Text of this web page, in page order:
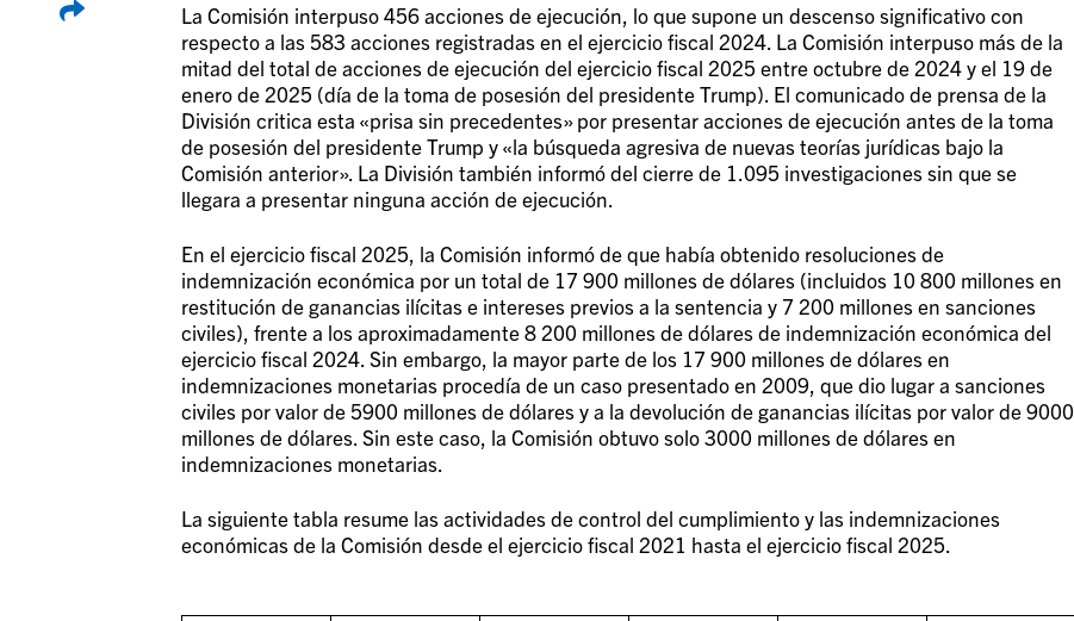
La Comisión interpuso 456 acciones de ejecución, lo que supone un descenso significativo con
respecto a las 583 acciones registradas en el ejercicio fiscal 2024. La Comisión interpuso más de la
mitad del total de acciones de ejecución del ejercicio fiscal 2025 entre octubre de 2024 y el 19 de
enero de 2025 (día de la toma de posesión del presidente Trump). El comunicado de prensa de la
División critica esta «prisa sin precedentes» por presentar acciones de ejecución antes de la toma
de posesión del presidente Trump y «la búsqueda agresiva de nuevas teorías jurídicas bajo la
Comisión anterior». La División también informó del cierre de 1.095 investigaciones sin que se
llegara a presentar ninguna acción de ejecución.
En el ejercicio fiscal 2025, la Comisión informó de que había obtenido resoluciones de
indemnización económica por un total de 17 900 millones de dólares (incluidos 10 800 millones en
restitución de ganancias ilícitas e intereses previos a la sentencia y 7 200 millones en sanciones
civiles), frente a los aproximadamente 8 200 millones de dólares de indemnización económica del
ejercicio fiscal 2024. Sin embargo, la mayor parte de los 17 900 millones de dólares en
indemnizaciones monetarias procedía de un caso presentado en 2009, que dio lugar a sanciones
civiles por valor de 5900 millones de dólares y a la devolución de ganancias ilícitas por valor de 9000
millones de dólares. Sin este caso, la Comisión obtuvo solo 3000 millones de dólares en
indemnizaciones monetarias.
La siguiente tabla resume las actividades de control del cumplimiento y las indemnizaciones
económicas de la Comisión desde el ejercicio fiscal 2021 hasta el ejercicio fiscal 2025.